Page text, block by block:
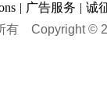
| 广告服务 | 诚
有 Copyright ©